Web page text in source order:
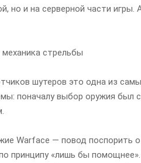
но и на серверной части
стрельбы
шутеров это одна из
поначалу выбор оружия был
Warface — повод поспорить
принципу «лишь бы